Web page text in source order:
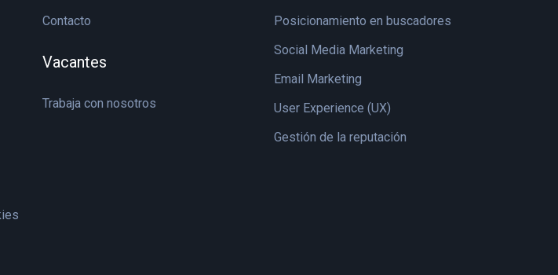
Contacto
Vacantes
Trabaja con nosotros
Posicionamiento en buscadores
Social Media Marketing
Email Marketing
User Experience (UX)
Gestión de la reputación